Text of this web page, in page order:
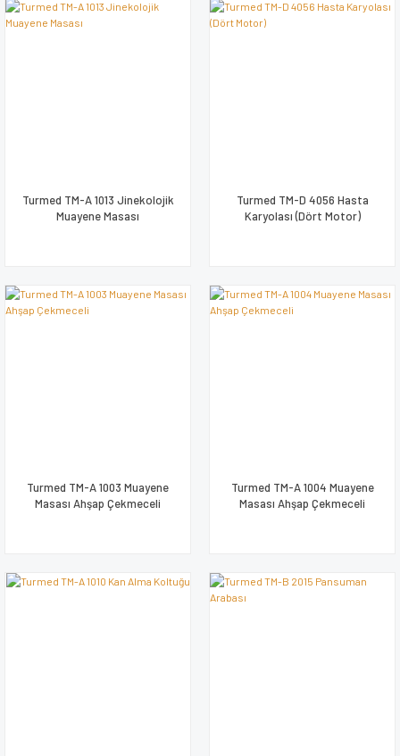
Turmed TM-A 1013 Jinekolojik
Muayene Masası
Turmed TM-D 4056 Hasta
Karyolası (Dört Motor)
Turmed TM-A 1003 Muayene
Masası Ahşap Çekmeceli
Turmed TM-A 1004 Muayene
Masası Ahşap Çekmeceli